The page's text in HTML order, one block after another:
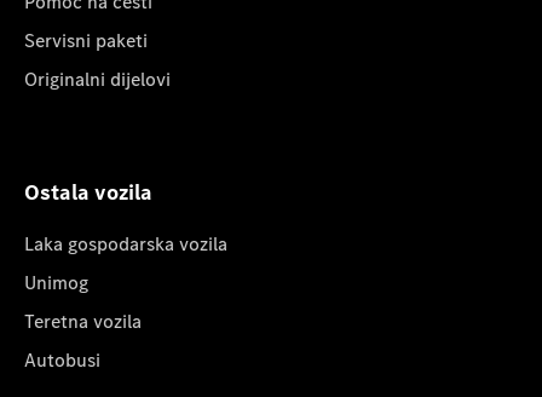
Servisni paketi
Originalni dijelovi
Ostala vozila
Laka gospodarska vozila
Unimog
Teretna vozila
Autobusi